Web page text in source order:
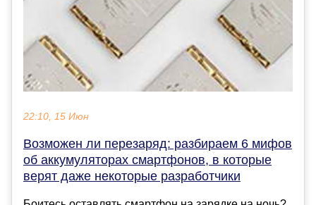
22:10, 15 Июн
Возможен ли перезаряд: разбираем 6 мифов
об аккумуляторах смартфонов, в которые
верят даже некоторые разработчики